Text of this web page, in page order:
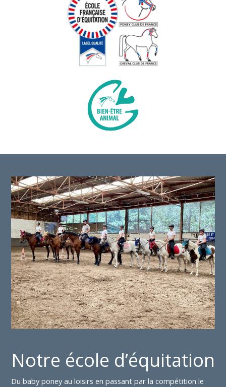
Notre école d’équitation
Du baby poney au loisirs en passant par la compétition le